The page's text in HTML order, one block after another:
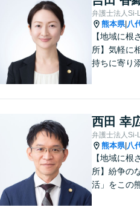
軽にご相談
弁護士法人Si-
熊本県| 八
【地域に根
所】気軽に
持ちに寄り
やお気持ち
いく解決の
すよう、一
誠実に取り
す。
西田 幸
弁護士法人Si-
熊本県| 八
【地域に根
所】紛争の
活」をこの